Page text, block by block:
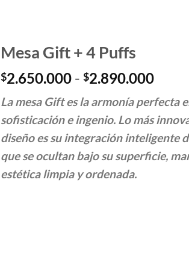
Mesa Gift + 4 Puffs
$2.650.000 - $2.890.000Rango
hasta
La mesa Gift es la armonía perfecta
sofisticación e ingenio. Lo más
diseño es su integración inteligente
que se ocultan bajo su superficie,
estética limpia y ordenada.